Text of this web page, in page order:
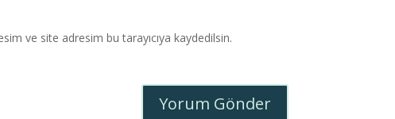
ve site adresim bu tarayıcıya kaydedilsin.